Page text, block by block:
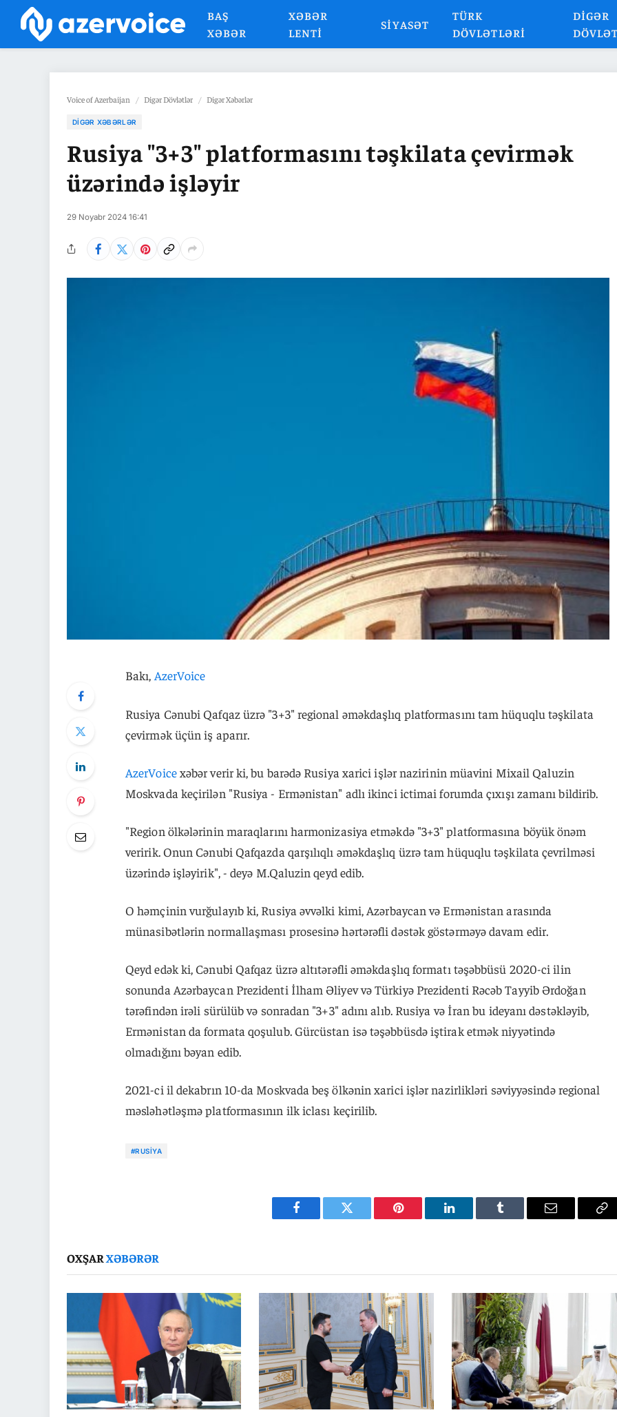
BAŞ
XƏBƏR
XƏBƏR
LENTI
SIYASƏT
TÜRK
DÖVLƏTLƏRI
DIGƏR
Voice of Azerbaijan / Digər Dövlətlər / Digər Xəbərlər
DIGƏR XƏBƏRLƏR
Rusiya "3+3" platformasını təşkilata çevirmək
üzərində işləyir
29 Noyabr 2024 16:41
Bakı, AzerVoice
Rusiya Cənubi Qafqaz üzrə "3+3" regional əməkdaşlıq platformasını tam hüquqlu təşkilata
çevirmək üçün iş aparır.
AzerVoicexəbər verir ki, bu barədə Rusiya xarici işlər nazirinin müavini Mixail Qaluzin
Moskvada keçirilən "Rusiya - Ermənistan" adlı ikinci ictimai forumda çıxışı zamanı bildirib.
"Region ölkələrinin maraqlarını harmonizasiya etməkdə "3+3" platformasına böyük önəm
veririk. Onun Cənubi Qafqazda qarşılıqlı əməkdaşlıq üzrə tam hüquqlu təşkilata çevrilməsi
üzərində işləyirik", - deyə M.Qaluzin qeyd edib.
O həmçinin vurğulayıb ki, Rusiya əvvəlki kimi, Azərbaycan və Ermənistan arasında
münasibətlərin normallaşması prosesinə hərtərəfli dəstək göstərməyə davam edir.
Qeyd edək ki, Cənubi Qafqaz üzrə altıtərəfli əməkdaşlıq formatı təşəbbüsü 2020-ci ilin
sonunda Azərbaycan Prezidenti İlham Əliyev və Türkiyə Prezidenti Rəcəb Tayyib Ərdoğan
tərəfindən irəli sürülüb və sonradan "3+3" adını alıb. Rusiya və İran bu ideyanı dəstəkləyib,
Ermənistan da formata qoşulub. Gürcüstan isə təşəbbüsdə iştirak etmək niyyətində
olmadığını bəyan edib.
2021-ci il dekabrın 10-da Moskvada beş ölkənin xarici işlər nazirlikləri səviyyəsində regional
məsləhətləşmə platformasının ilk iclası keçirilib.
#RUSIYA
Facebook Twitter Pinterest LinkedIn Tumblr Email
OXŞARXƏBƏRƏR